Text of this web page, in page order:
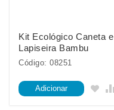
Kit Ecológico Caneta e
Lapiseira Bambu
Código: 08251
Adicionar